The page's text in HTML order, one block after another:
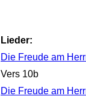
Lieder:
Die Freude am
Vers 10b
Die Freude am